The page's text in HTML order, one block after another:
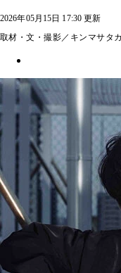
2026年05月15日 17:30 更新
取材・文・撮影／キンマサタカ